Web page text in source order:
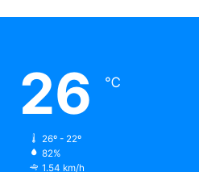
26 ℃
26º - 22º
82%
1.54 km/h